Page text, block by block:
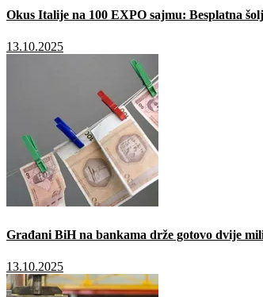
Okus Italije na 100 EXPO sajmu: Besplatna
13.10.2025
Građani BiH na bankama drže gotovo dvije
13.10.2025